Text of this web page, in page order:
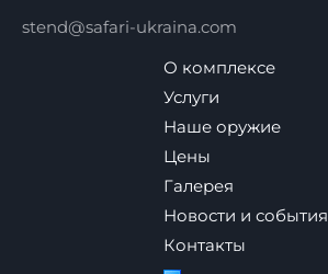
stend@safari-ukraina.com
О комплексе
Услуги
Наше оружие
Цены
Галерея
Новости и события
Контакты